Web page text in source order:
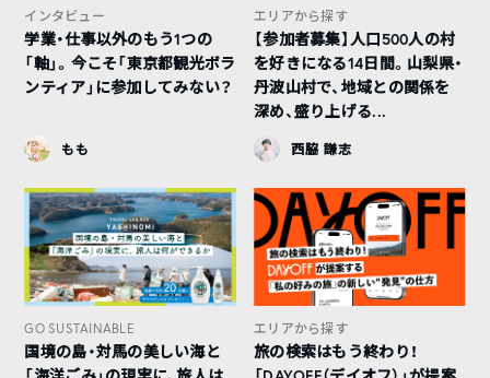
インタビュー
学業・仕事以外のもう1つの
「軸」。今こそ「東京都観光ボラ
ンティア」に参加してみない？
もも
エリアから探す
【参加者募集】人口500人の村
を好きになる14日間。山梨県・
丹波山村で、地域との関係を
深め、盛り上げる...
西脇 謙志
GO SUSTAINABLE
国境の島・対馬の美しい海と
エリアから探す
旅の検索はもう終わり！